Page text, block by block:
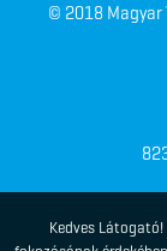
© 2018 Magyar
Kedves